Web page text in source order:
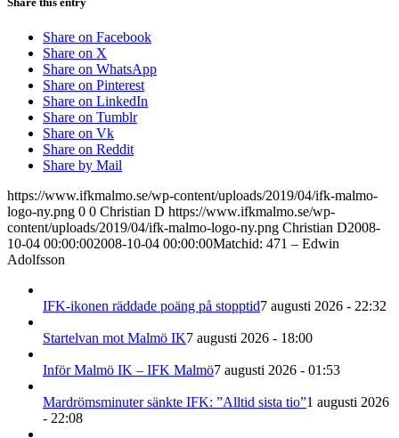
Share on Facebook
Share on X
Share on WhatsApp
Share on Pinterest
Share on LinkedIn
Share on Tumblr
Share on Vk
Share on Reddit
Share by Mail
https://www.ifkmalmo.se/wp-content/uploads/2019/04/ifk-malmo-
logo-ny.png 0 0 Christian D https://www.ifkmalmo.se/wp-
content/uploads/2019/04/ifk-malmo-logo-ny.png Christian D2008-
10-04 00:00:002008-10-04 00:00:00Matchid: 471 – Edwin
Adolfsson
IFK-ikonen räddade poäng på stopptid7 augusti 2026 - 22:32
Startelvan mot Malmö IK7 augusti 2026 - 18:00
Inför Malmö IK – IFK Malmö7 augusti 2026 - 01:53
Mardrömsminuter sänkte IFK: ”Alltid sista tio”1 augusti 2026
- 22:08